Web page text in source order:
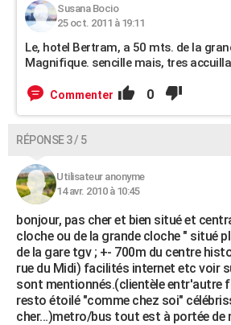
Susana Bocio
25 oct. 2011 à 19:11
Le, hotel Bertram, a 50 mts. de la
Magnifique. sencille mais, tres
Commenter 0
RÉPONSE 3 / 5
Utilisateur anonyme
14 avr. 2010 à 10:45
bonjour, pas cher et bien situé et
cloche ou de la grande cloche " situé
de la gare tgv ; +- 700m du centre
rue du Midi) facilités internet etc voir
sont mentionnés.(clientèle entr'autre
resto étoilé "comme chez soi"
cher...)metro/bus tout est à portée de